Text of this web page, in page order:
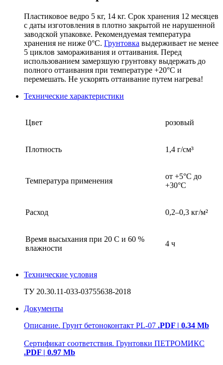
Пластиковое ведро 5 кг, 14 кг. Срок хранения 12 месяцев
с даты изготовления в плотно закрытой не нарушенной
заводской упаковке. Рекомендуемая температура
хранения не ниже 0°С. Грунтовка выдерживает не менее
5 циклов замораживания и оттаивания. Перед
использованием замерзшую грунтовку выдержать до
полного оттаивания при температуре +20°С и
перемешать. Не ускорять оттаивание путем нагрева!
Технические характеристики
Цвет розовый
Плотность 1,4 г/см³
Температура применения
от +5°С до
+30°С
Расход 0,2–0,3 кг/м²
Время высыхания при 20 С и 60 %
влажности
4 ч
Технические условия
ТУ 20.30.11-033-03755638-2018
Документы
Описание. Грунт бетоноконтакт PL-07 .PDF | 0.34 Mb
Сертификат соответствия. Грунтовки ПЕТРОМИКС
.PDF | 0.97 Mb